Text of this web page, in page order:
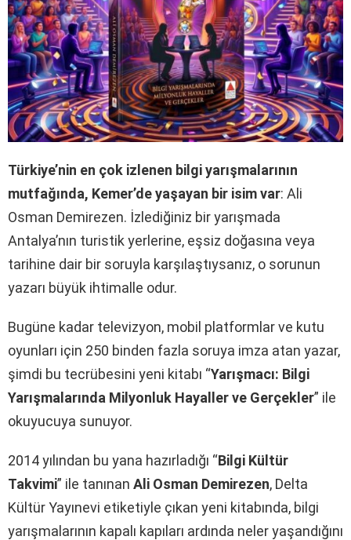
Türkiye’nin en çok izlenen bilgi yarışmalarının
mutfağında, Kemer’de yaşayan bir isim var: Ali
Osman Demirezen. İzlediğiniz bir yarışmada
Antalya’nın turistik yerlerine, eşsiz doğasına veya
tarihine dair bir soruyla karşılaştıysanız, o sorunun
yazarı büyük ihtimalle odur.
Bugüne kadar televizyon, mobil platformlar ve kutu
oyunları için 250 binden fazla soruya imza atan yazar,
şimdi bu tecrübesini yeni kitabı “Yarışmacı: Bilgi
Yarışmalarında Milyonluk Hayaller ve Gerçekler” ile
okuyucuya sunuyor.
2014 yılından bu yana hazırladığı “Bilgi Kültür
Takvimi” ile tanınan Ali Osman Demirezen, Delta
Kültür Yayınevi etiketiyle çıkan yeni kitabında, bilgi
yarışmalarının kapalı kapıları ardında neler yaşandığını